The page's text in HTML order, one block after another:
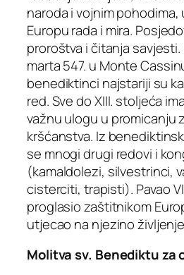
naroda i vojnim pohodima,
Europu rada i mira.
proroštva i čitanja savjesti.
marta 547. u Monte
benediktinci najstariji su
red. Sve do XIII. stoljeća
važnu ulogu u promicanju
kršćanstva. Iz
se mnogi drugi redovi i
(kamaldolezi, silvestrinci,
cisterciti, trapisti). Pavao
proglasio zaštitnikom
utjecao na njezino
Molitva sv. Benediktu za